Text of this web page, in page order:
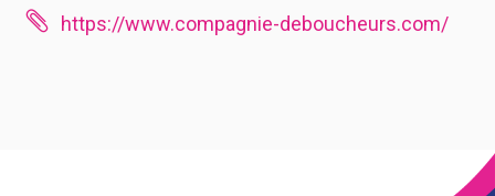
 https://www.compagnie-deboucheurs.com/